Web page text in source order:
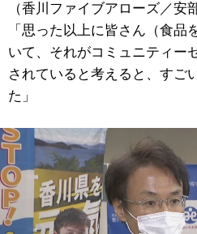
（香川ファイブアローズ／安
「思った以上に皆さん（食品
いて、それがコミュニティー
されていると考えると、すご
た」